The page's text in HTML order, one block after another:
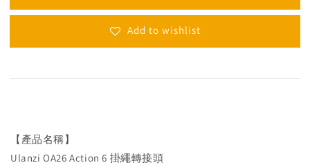
Add to wishlist
【產品名稱】
Ulanzi OA26 Action 6 掛繩轉接頭